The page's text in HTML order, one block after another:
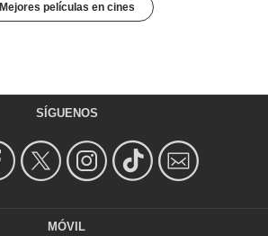
Mejores películas en cines
SÍGUENOS
MÓVIL